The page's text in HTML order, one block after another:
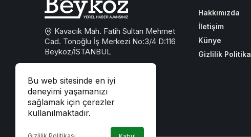
Bu web sitesinde en iyi
deneyimi yaşamanızı
sağlamak için çerezler
kullanılmaktadır.
Kavacık Mah. Fatih Sultan Mehmet
Cad. Tonoğlu İş Merkezi No:3/4 D:116
Beykoz/İSTANBUL
beykozguncel@gmail.com
iletisim@beykozguncel.com
Hakkımızda
İletişim
Künye
Gizlilik